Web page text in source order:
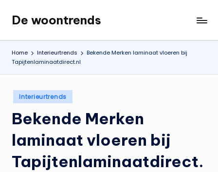
de
inhoud
De woontrends
Interieur
en
lifestyle
blog
Home Interieurtrends
Bekende Merken laminaat vloeren bij
Tapijtenlaminaatdirect.nl
Geplaatst
in
Interieurtrends
Bekende Merken
laminaat vloeren bij
Tapijtenlaminaatdirect.